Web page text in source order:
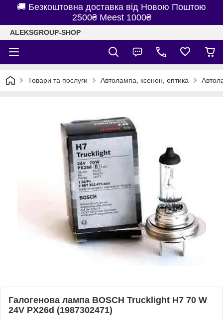
🚚 Безкоштовна доставка від Новою Поштою
2500₴ Meest 1000₴
ALEKSGROUP-SHOP
Товари та послуги Автолампа, ксенон, оптика
Галогенова лампа BOSCH Trucklight H7 70 W
24V PX26d (1987302471)